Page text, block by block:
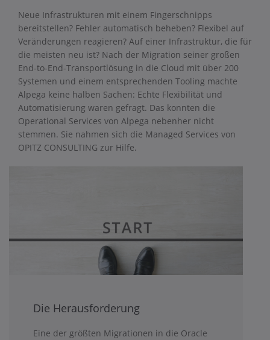
Neue Infrastrukturen mit einem Fingerschnipps
bereitstellen? Fehler automatisch beheben? Flexibel auf
Veränderungen reagieren? Auf einer Infrastruktur, die für
die meisten neu ist? Nach der Migration seiner großen
End-to-End-Transportlösung in die Cloud mit über 200
Systemen und einem entsprechenden Tooling machte
Alpega keine halben Sachen: Echte Flexibilität und
Automatisierung waren gefragt. Das konnten die
Operational Services von Alpega nebenher nicht
stemmen. Sie nahmen sich die Managed Services von
OPITZ CONSULTING zur Hilfe.
Die Herausforderung
Eine der größten Migrationen in die Oracle